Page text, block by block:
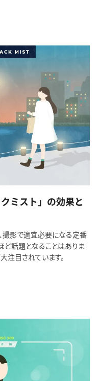
ミスト」の効果と
撮影で適宜必要になる定番
ど話題となることはありま
注目されています。